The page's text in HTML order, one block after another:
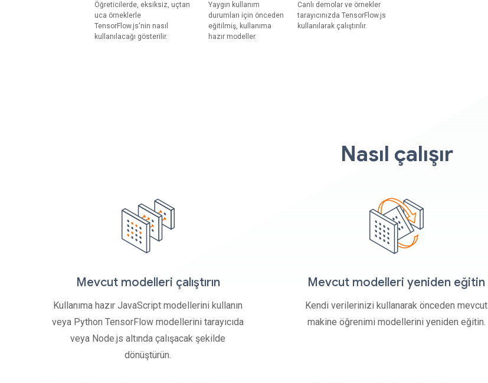
Öğreticilerde, eksiksiz, uçtan
uca örneklerle
TensorFlow.js'nin nasıl
kullanılacağı gösterilir.
Yaygın kullanım
durumları için önceden
eğitilmiş, kullanıma
hazır modeller.
Canlı demolar ve örnekler
tarayıcınızda TensorFlow.js
kullanılarak çalıştırılır.
Nasıl çalışır
Mevcut modelleri çalıştırın
Kullanıma hazır JavaScript modellerini kullanın
veya Python TensorFlow modellerini tarayıcıda
veya Node.js altında çalışacak şekilde
dönüştürün.
Mevcut modelleri yeniden eğitin
Kendi verilerinizi kullanarak önceden mevcut
makine öğrenimi modellerini yeniden eğitin.